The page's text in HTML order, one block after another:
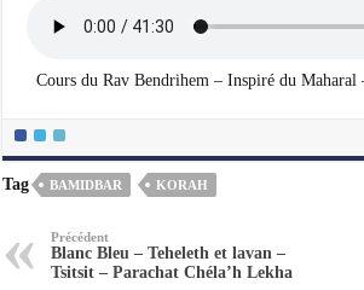
Cours du Rav Bendrihem – Inspiré du
Tag BAMIDBAR KORAH
Précédent
Blanc Bleu – Teheleth et lavan –
Tsitsit – Parachat Chéla’h Lekha